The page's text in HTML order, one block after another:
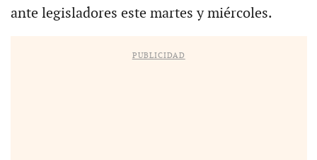
ante legisladores este martes y miércoles.
PUBLICIDAD